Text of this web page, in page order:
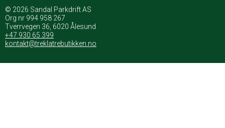
© 2026 Sandal Parkdrift AS
Org nr 994 958 267
Tverrvegen 36, 6020 Ålesund
+47 930 65 399
kontakt@treklatrebutikken.no